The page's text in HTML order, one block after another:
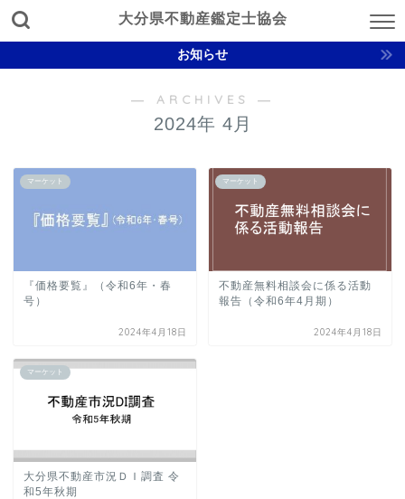
大分県不動産鑑定士協会
お知らせ
― ARCHIVES ―
2024年 4月
マーケット
『価格要覧』（令和6年・春
号）
2024年4月18日
マーケット
不動産無料相談会に係る活動
報告（令和6年4月期）
2024年4月18日
マーケット
大分県不動産市況ＤＩ調査 令
和5年秋期